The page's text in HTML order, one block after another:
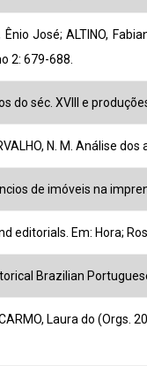
José; ALTINO,
2: 679-688.
do séc. XVIII e
N. M. Análise
de imóveis na
editorials. Em: Hora;
Brazilian
Laura do (Orgs.